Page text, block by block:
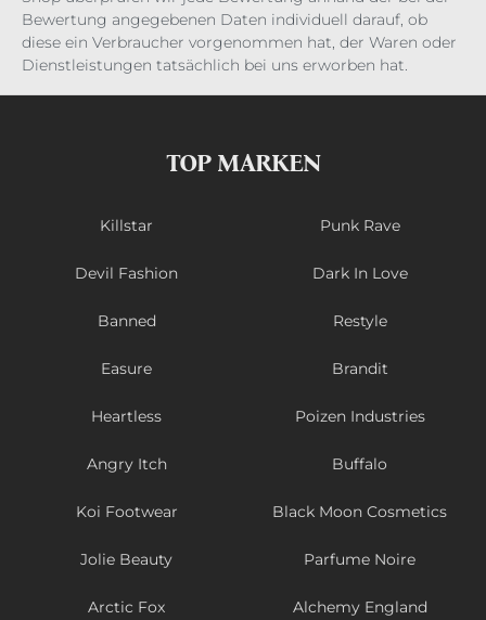
Bewertung angegebenen Daten individuell darauf, ob
diese ein Verbraucher vorgenommen hat, der Waren oder
Dienstleistungen tatsächlich bei uns erworben hat.
TOP MARKEN
Killstar Punk Rave
Devil Fashion Dark In Love
Banned Restyle
Easure Brandit
Heartless Poizen Industries
Angry Itch Buffalo
Koi Footwear Black Moon Cosmetics
Jolie Beauty Parfume Noire
Arctic Fox Alchemy England